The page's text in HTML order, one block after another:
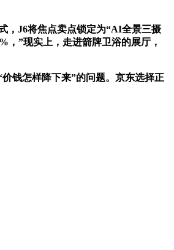
，J6将焦点卖点锁定为“AI全景三摄
”现实上，走进箭牌卫浴的展厅，
钱怎样降下来”的问题。京东选择正